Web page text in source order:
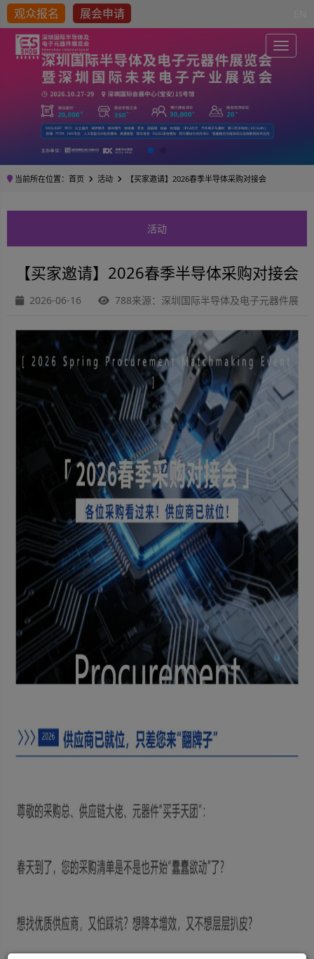
观众报名 展会申请
当前所在位置： 首页 活动 【买家邀请】2026春季半导体采购对接会
活动
【买家邀请】2026春季半导体采购对接会
2026-06-16 788来源：深圳国际半导体及电子元器件展